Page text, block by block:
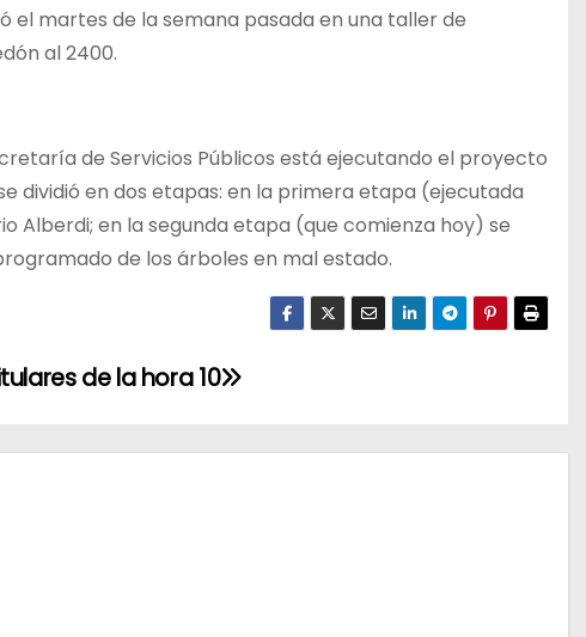
el martes de la semana pasada en una taller de
al 2400.
de Servicios Públicos está ejecutando el proyecto
dividió en dos etapas: en la primera etapa (ejecutada
Alberdi; en la segunda etapa (que comienza hoy) se
de los árboles en mal estado.
de la hora 10